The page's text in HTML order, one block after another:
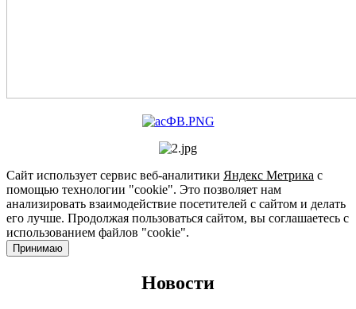
Сайт использует сервис веб-аналитики Яндекс Метрика с
помощью технологии "cookie". Это позволяет нам
анализировать взаимодействие посетителей с сайтом и делать
его лучше. Продолжая пользоваться сайтом, вы соглашаетесь с
использованием файлов "cookie".
Принимаю
Новости